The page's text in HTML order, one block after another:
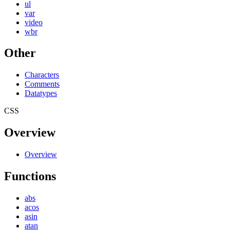
ul
var
video
wbr
Other
Characters
Comments
Datatypes
CSS
Overview
Overview
Functions
abs
acos
asin
atan